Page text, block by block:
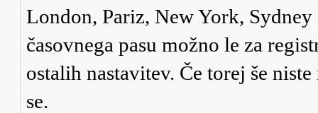
London, Pariz, New York,
časovnega pasu možno le za
ostalih nastavitev. Če torej še
se.